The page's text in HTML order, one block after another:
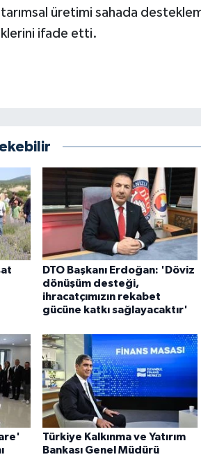
üretimi sahada
ifade etti.
DTO Başkanı Erdoğan: 'Döviz
dönüşüm desteği,
ihracatçımızın rekabet
gücüne katkı sağlayacaktır'
Türkiye Kalkınma ve Yatırım
Bankası Genel Müdürü